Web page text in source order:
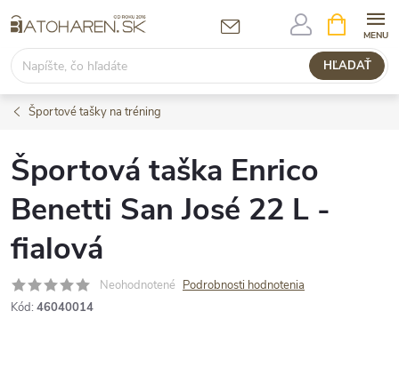
na
obsah
HĽADAŤ
KOŠÍK
Športové tašky na tréning
Športová taška Enrico
Benetti San José 22 L -
fialová
Neohodnotené Podrobnosti hodnotenia
Kód: 46040014